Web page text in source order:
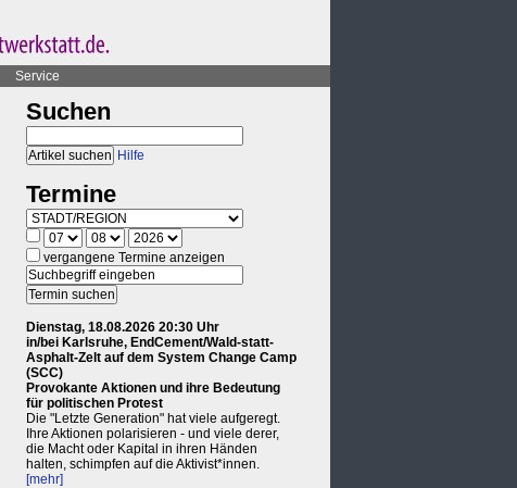
Service
Suchen
Hilfe
Termine
vergangene Termine anzeigen
Dienstag, 18.08.2026 20:30 Uhr
in/bei Karlsruhe, EndCement/Wald-statt-
Asphalt-Zelt auf dem System Change Camp
(SCC)
Provokante Aktionen und ihre Bedeutung
für politischen Protest
Die "Letzte Generation" hat viele aufgeregt.
Ihre Aktionen polarisieren - und viele derer,
die Macht oder Kapital in ihren Händen
halten, schimpfen auf die Aktivist*innen.
[mehr]